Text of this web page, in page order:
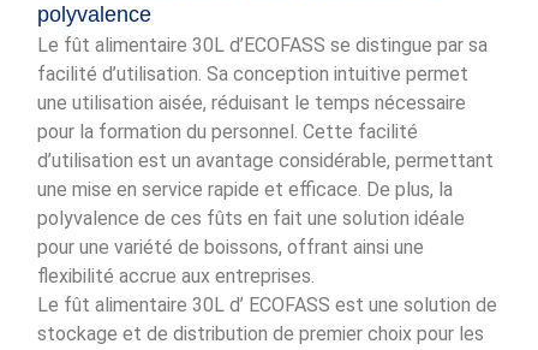
polyvalence
Le fût alimentaire 30L d’ECOFASS se distingue par sa
facilité d’utilisation. Sa conception intuitive permet
une utilisation aisée, réduisant le temps nécessaire
pour la formation du personnel. Cette facilité
d’utilisation est un avantage considérable, permettant
une mise en service rapide et efficace. De plus, la
polyvalence de ces fûts en fait une solution idéale
pour une variété de boissons, offrant ainsi une
flexibilité accrue aux entreprises.
Le fût alimentaire 30L d’ ECOFASS est une solution de
stockage et de distribution de premier choix pour les